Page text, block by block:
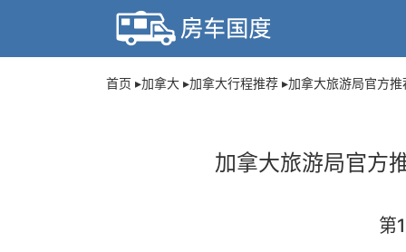
首页 加拿大 加拿大行程推荐 加拿大旅游局官方
加拿大旅游局官方
第